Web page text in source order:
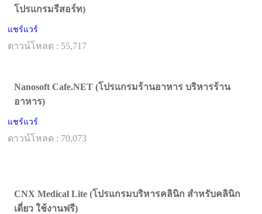
โปรแกรมรีสอร์ท)
แชร์แวร์
ดาวน์โหลด : 55,717
Nanosoft Cafe.NET (โปรแกรมร้านอาหาร บริหารร้าน
อาหาร)
แชร์แวร์
ดาวน์โหลด : 70,073
CNX Medical Lite (โปรแกรมบริหารคลินิก สำหรับคลินิก
เดี่ยว ใช้งานฟรี)